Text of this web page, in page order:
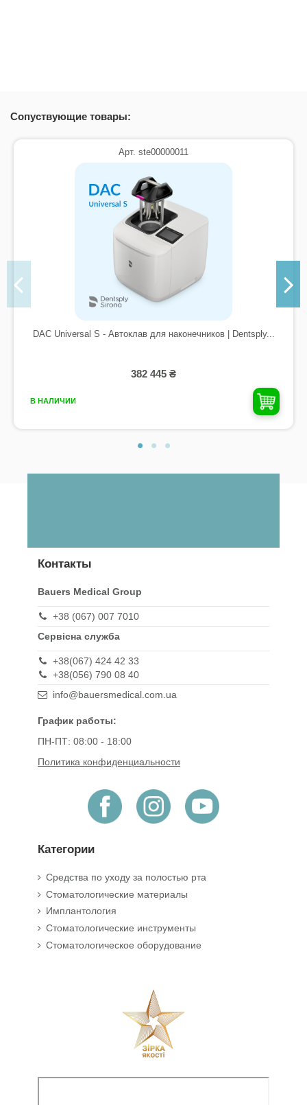
Сопуствующие товары:
Арт. ste00000011
DAC Universal S - Автоклав для наконечников | Dentsply...
382 445 ₴
В НАЛИЧИИ
Контакты
Bauers Medical Group
+38 (067) 007 7010
Сервісна служба
+38(067) 424 42 33
+38(056) 790 08 40
info@bauersmedical.com.ua
График работы:
ПН-ПТ: 08:00 - 18:00
Политика конфиденциальности
Категории
Средства по уходу за полостью рта
Стоматологические материалы
Имплантология
Стоматологические инструменты
Стоматологическое оборудование